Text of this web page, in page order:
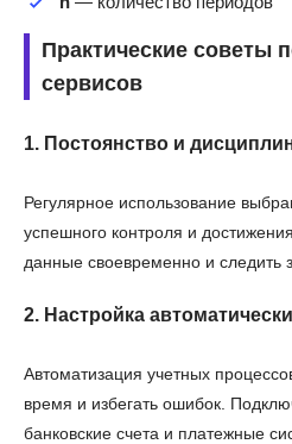
Практические советы
сервисов
1. Постоянство и
Регулярное использование
успешного контроля и
данные своевременно и следить
2. Настройка
Автоматизация учетных
время и избегать ошибок.
банковские счета и платежные